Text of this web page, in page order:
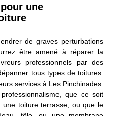
une
de graves perturbations
être amené à réparer la
professionnels par des
tous types de toitures.
services à Les Pinchinades.
que ce soit
toiture terrasse, ou que le